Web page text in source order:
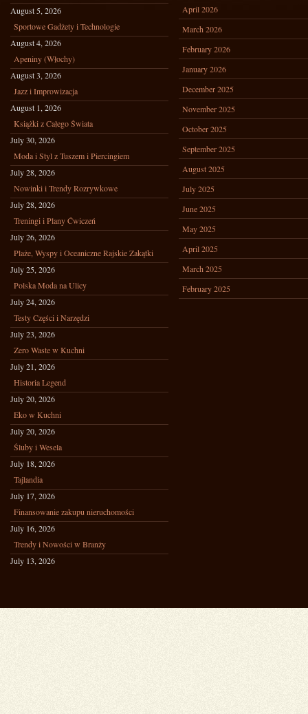
August 5, 2026
Sportowe Gadżety i Technologie
August 4, 2026
Apeniny (Włochy)
August 3, 2026
Jazz i Improwizacja
August 1, 2026
Książki z Całego Świata
July 30, 2026
Moda i Styl z Tuszem i Piercingiem
July 28, 2026
Nowinki i Trendy Rozrywkowe
July 28, 2026
Treningi i Plany Ćwiczeń
July 26, 2026
Plaże, Wyspy i Oceaniczne Rajskie Zakątki
July 25, 2026
Polska Moda na Ulicy
July 24, 2026
Testy Części i Narzędzi
July 23, 2026
Zero Waste w Kuchni
July 21, 2026
Historia Legend
July 20, 2026
Eko w Kuchni
July 20, 2026
Śluby i Wesela
July 18, 2026
Tajlandia
July 17, 2026
Finansowanie zakupu nieruchomości
July 16, 2026
Trendy i Nowości w Branży
July 13, 2026
April 2026
March 2026
February 2026
January 2026
December 2025
November 2025
October 2025
September 2025
August 2025
July 2025
June 2025
May 2025
April 2025
March 2025
February 2025